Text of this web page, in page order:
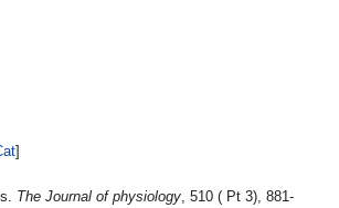
]
The Journal of physiology, 510 ( Pt 3), 881-